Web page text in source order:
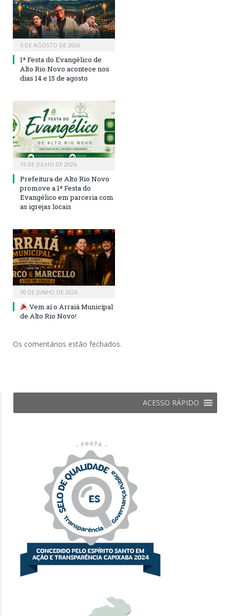
5 DE AGOSTO DE 2026
1ª Festa do Evangélico de
Alto Rio Novo acontece nos
dias 14 e 15 de agosto
16 DE JULHO DE 2026
Prefeitura de Alto Rio Novo
promove a 1ª Festa do
Evangélico em parceria com
as igrejas locais
30 DE JUNHO DE 2026
Vem aí o Arraiá Municipal
de Alto Rio Novo!
Os comentários estão fechados.
ACESSO RÁPIDO